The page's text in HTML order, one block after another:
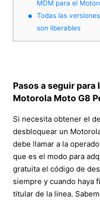
MDM para el
Todas las
son liberables
Pasos a seguir
Motorola Moto G8
Si necesita obtener el
desbloquear un
debe llamar a la
que es el modo para
gratuita el código de
siempre y cuando haya
titular de la linea.